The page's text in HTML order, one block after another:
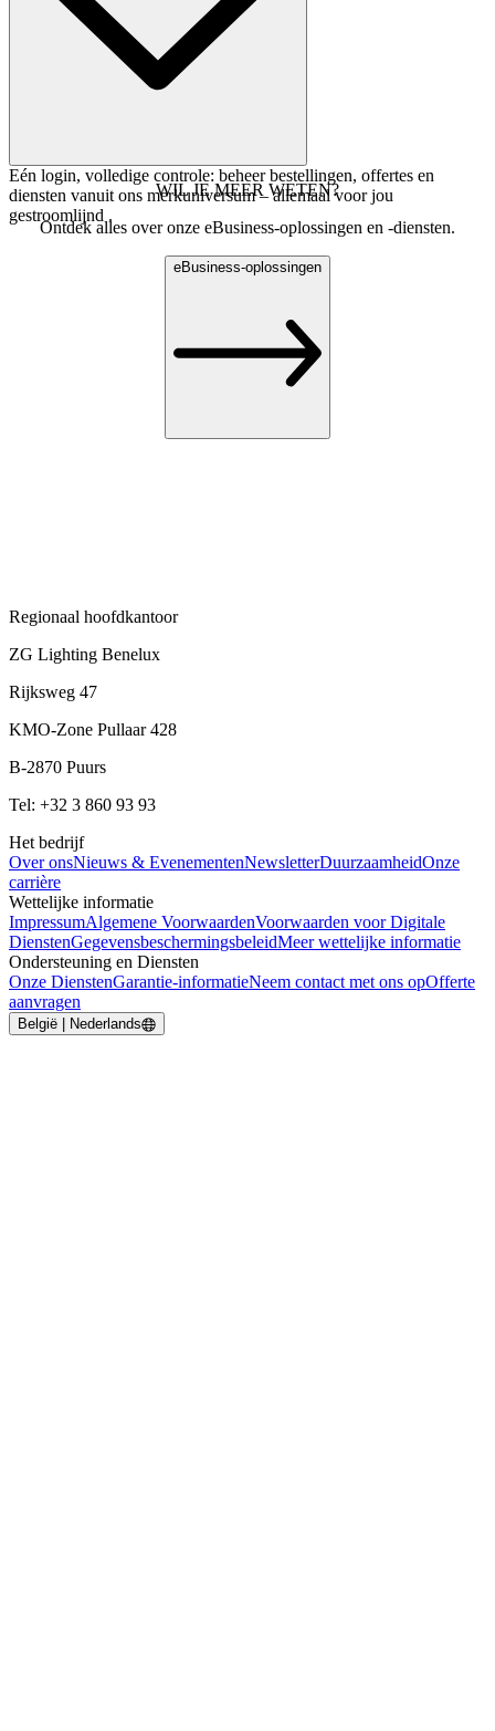
Eén login, volledige controle: beheer bestellingen, offertes en
diensten vanuit ons merkuniversum – allemaal voor jou
gestroomlijnd .​
WIL JE MEER WETEN?
Ontdek alles over onze eBusiness-oplossingen en -diensten.
eBusiness-oplossingen
Regionaal hoofdkantoor
ZG Lighting Benelux
Rijksweg 47
KMO-Zone Pullaar 428
B-2870 Puurs
Tel: +32 3 860 93 93
Het bedrijf
Over onsNieuws & EvenementenNewsletterDuurzaamheidOnze
carrière
Wettelijke informatie
ImpressumAlgemene VoorwaardenVoorwaarden voor Digitale
DienstenGegevensbeschermingsbeleidMeer wettelijke informatie
Ondersteuning en Diensten
Onze DienstenGarantie-informatieNeem contact met ons opOfferte
aanvragen
België | Nederlands